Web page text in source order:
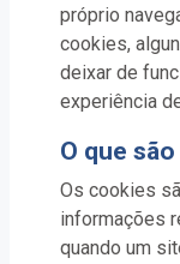
próprio
cookies,
deixar de
experiência
O que
Os cookies
informações
quando um